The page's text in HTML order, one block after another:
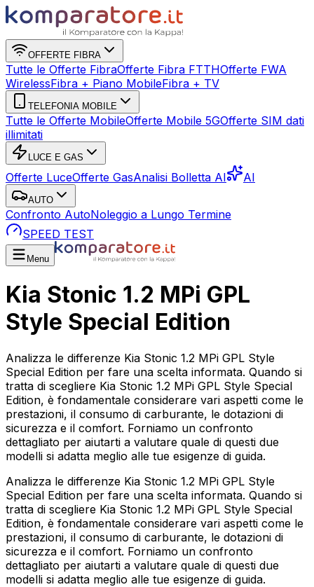
OFFERTE FIBRA
Tutte le Offerte FibraOfferte Fibra FTTHOfferte FWA
WirelessFibra + Piano MobileFibra + TV
TELEFONIA MOBILE
Tutte le Offerte MobileOfferte Mobile 5GOfferte SIM dati
illimitati
LUCE E GAS
Offerte LuceOfferte GasAnalisi Bolletta AI AI
AUTO
Confronto AutoNoleggio a Lungo Termine
SPEED TEST
Menu
Kia Stonic 1.2 MPi GPL
Style Special Edition
Analizza le differenze Kia Stonic 1.2 MPi GPL Style
Special Edition per fare una scelta informata. Quando si
tratta di scegliere Kia Stonic 1.2 MPi GPL Style Special
Edition, è fondamentale considerare vari aspetti come le
prestazioni, il consumo di carburante, le dotazioni di
sicurezza e il comfort. Forniamo un confronto
dettagliato per aiutarti a valutare quale di questi due
modelli si adatta meglio alle tue esigenze di guida.
Analizza le differenze Kia Stonic 1.2 MPi GPL Style
Special Edition per fare una scelta informata. Quando si
tratta di scegliere Kia Stonic 1.2 MPi GPL Style Special
Edition, è fondamentale considerare vari aspetti come le
prestazioni, il consumo di carburante, le dotazioni di
sicurezza e il comfort. Forniamo un confronto
dettagliato per aiutarti a valutare quale di questi due
modelli si adatta meglio alle tue esigenze di guida.